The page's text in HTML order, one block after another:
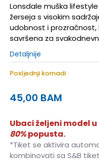
Lonsdale muška
žerseja s visokim
udobnost i prozračnost,
savršena za
Detaljnije
Posljednji komadi
45,00 BAM
Ubaci željeni model
80%popusta.
*Tiket se aktivira
kombinovati sa S&B